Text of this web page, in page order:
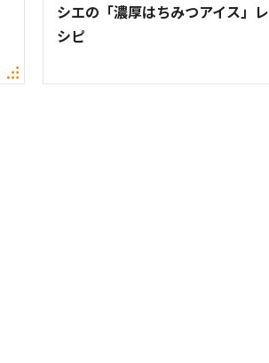
シエの「濃厚はちみつアイス」レ
シピ